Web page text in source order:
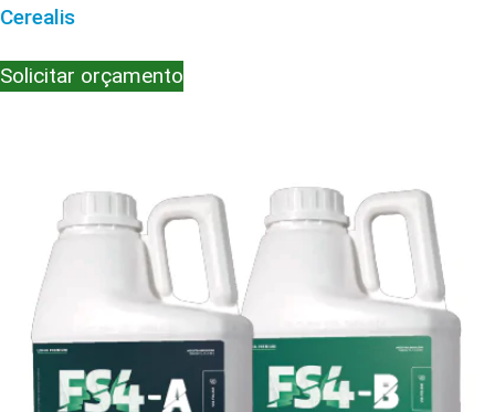
Cerealis
Solicitar orçamento